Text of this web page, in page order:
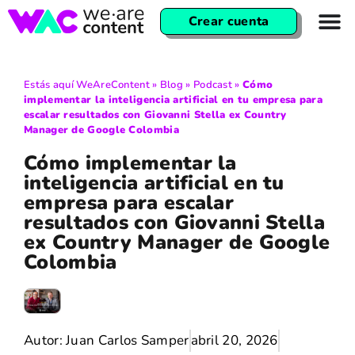
Crear cuenta
Estás aquíWeAreContent» Blog » Podcast» Cómo
implementar la inteligencia artificial en tu empresa para
escalar resultados con Giovanni Stella ex Country
Manager de Google Colombia
Cómo implementar la
inteligencia artificial en tu
empresa para escalar
resultados con Giovanni Stella
ex Country Manager de Google
Colombia
Autor:Juan Carlos Samperabril 20, 2026